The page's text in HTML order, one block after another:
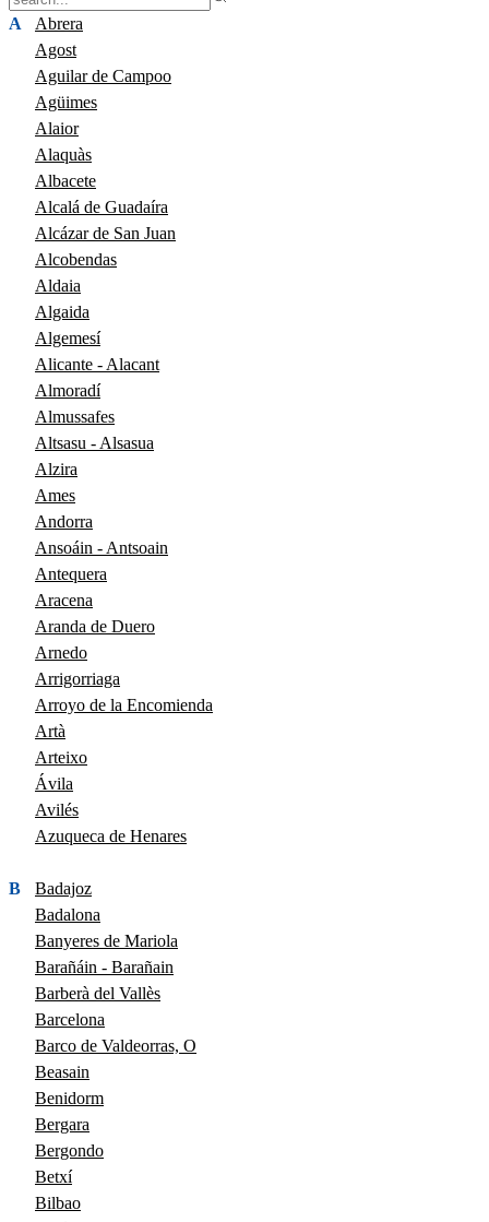
A
Abrera
Agost
Aguilar de Campoo
Agüimes
Alaior
Alaquàs
Albacete
Alcalá de Guadaíra
Alcázar de San Juan
Alcobendas
Aldaia
Algaida
Algemesí
Alicante - Alacant
Almoradí
Almussafes
Altsasu - Alsasua
Alzira
Ames
Andorra
Ansoáin - Antsoain
Antequera
Aracena
Aranda de Duero
Arnedo
Arrigorriaga
Arroyo de la Encomienda
Artà
Arteixo
Ávila
Avilés
Azuqueca de Henares
B
Badajoz
Badalona
Banyeres de Mariola
Barañáin - Barañain
Barberà del Vallès
Barcelona
Barco de Valdeorras, O
Beasain
Benidorm
Bergara
Bergondo
Betxí
Bilbao